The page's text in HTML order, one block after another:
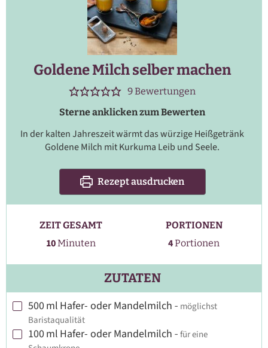
Goldene Milch selber machen
9Bewertungen
Sterne anklicken zum Bewerten
In der kalten Jahreszeit wärmt das würzige Heißgetränk
Goldene Milch mit Kurkuma Leib und Seele.
Rezept ausdrucken
ZEIT GESAMT
10Minuten
Minuten
PORTIONEN
4Portionen
ZUTATEN
▢
500ml Hafer- oder Mandelmilch - möglichst
Baristaqualität
▢
100ml Hafer- oder Mandelmilch - für eine